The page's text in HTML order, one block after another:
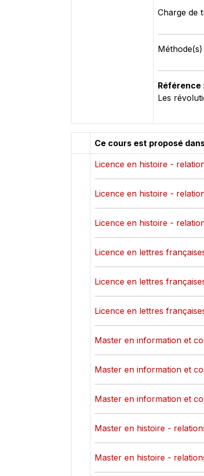
Charge de
Référence
Ce cours est proposé
Licence en histoire -
Licence en histoire -
Licence en histoire -
Licence en lettres
Licence en lettres
Licence en lettres
Master en information et
Master en information et
Master en information et
Master en histoire -
Master en histoire -